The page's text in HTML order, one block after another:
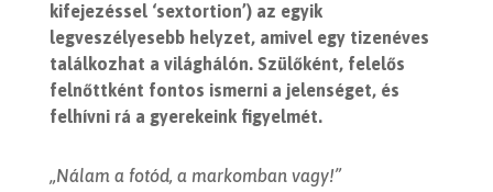
kifejezéssel ‘sextortion’) az egyik
legveszélyesebb helyzet, amivel egy tizenéves
találkozhat a világhálón. Szülőként, felelős
felnőttként fontos ismerni a jelenséget, és
felhívni rá a gyerekeink figyelmét.
„Nálam a fotód, a markomban vagy!”